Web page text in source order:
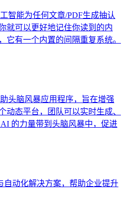
智能为任何文章/PDF生成抽认
就可以更好地记住你读到的内
它有一个内置的间隔重复系统。
头脑风暴应用程序，旨在增强
动态平台，团队可以实时生成、
的力量带到头脑风暴中，促进
自动化解决方案，帮助企业提升